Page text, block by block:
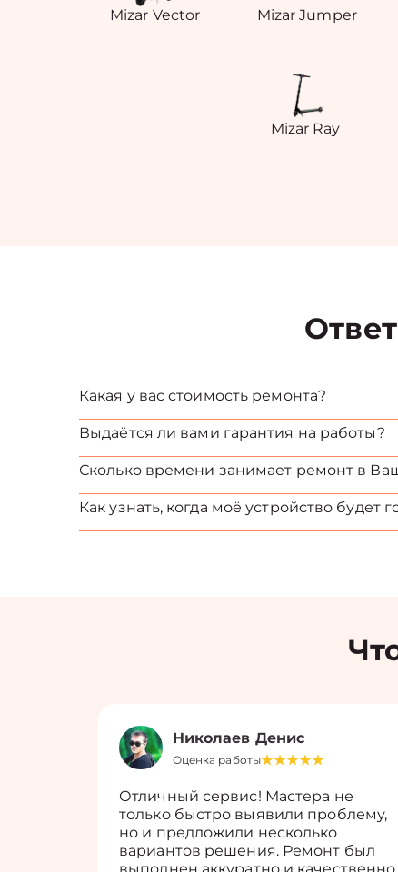
Mizar Vector Mizar Jumper
Mizar Ray
Какая у вас стоимость ремонта?
Выдаётся ли вами гарантия на работы?
Сколько времени занимает ремонт в
Как узнать, когда моё устройство будет
Николаев Денис
Оценка работы
Отличный сервис! Мастера не
только быстро выявили проблему,
но и предложили несколько
вариантов решения. Ремонт был